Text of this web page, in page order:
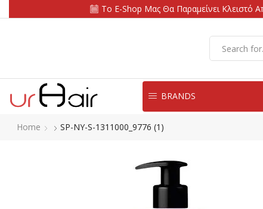
Το E-Shop Μας Θα Παραμείνει Κλειστό
BRANDS
Home SP-NY-S-1311000_9776 (1)